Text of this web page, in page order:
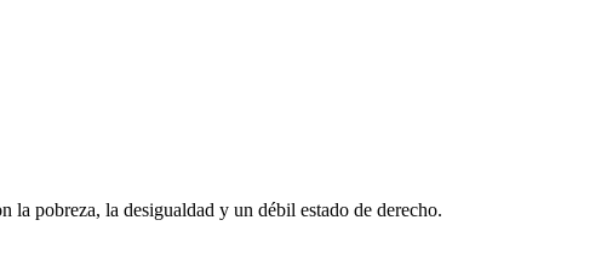
la pobreza, la desigualdad y un débil estado de derecho.